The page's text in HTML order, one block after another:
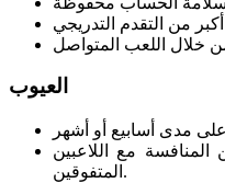
العيوب
مع اللاعبين
المتفوقين.